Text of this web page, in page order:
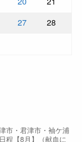
27
28
市・君津市・袖ケ浦
程【8月】（献血に